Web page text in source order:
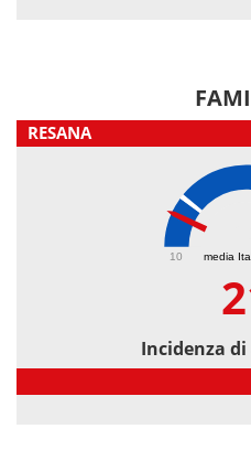
RESANA
media
10
Incidenza